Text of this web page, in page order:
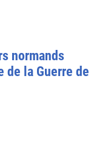
normands
de la Guerre de